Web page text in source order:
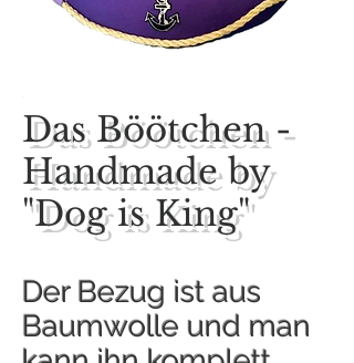
Das Böötchen -
Handmade by
"Dog is King"
Der Bezug ist aus
Baumwolle und man